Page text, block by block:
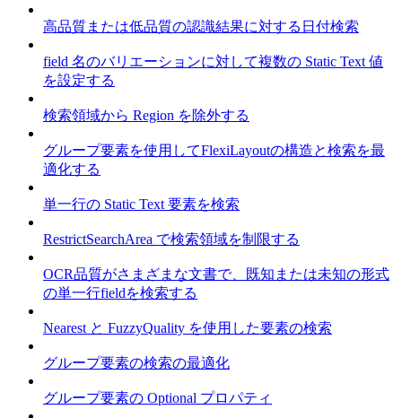
高品質または低品質の認識結果に対する日付検索
field 名のバリエーションに対して複数の Static Text 値
を設定する
検索領域から Region を除外する
グループ要素を使用してFlexiLayoutの構造と検索を最
適化する
単一行の Static Text 要素を検索
RestrictSearchArea で検索領域を制限する
OCR品質がさまざまな文書で、既知または未知の形式
の単一行fieldを検索する
Nearest と FuzzyQuality を使用した要素の検索
グループ要素の検索の最適化
グループ要素の Optional プロパティ